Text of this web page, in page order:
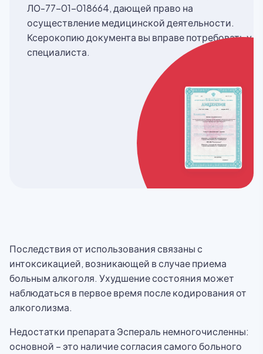
ЛО-77-01-018664, дающей право на
осуществление медицинской деятельности.
Ксерокопию документа вы вправе потребовать у
специалиста.
Последствия от использования связаны с
интоксикацией, возникающей в случае приема
больным алкоголя. Ухудшение состояния может
наблюдаться в первое время после кодирования от
алкоголизма.
Недостатки препарата Эспераль немногочисленны:
основной – это наличие согласия самого больного